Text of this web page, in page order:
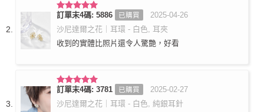
評分5滿
分 5
訂單末4碼: 5886 已購買
2025-04-26
沙尼達爾之花｜耳環 - 白色, 耳夾
收到的實體比照片還令人驚艷，好看
評分5滿
分 5
訂單末4碼: 3781 已購買
2025-02-27
沙尼達爾之花｜耳環 - 白色, 純銀耳針